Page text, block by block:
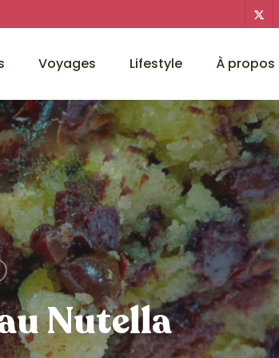
x-
Voyages Lifestyle À propos
Nutella